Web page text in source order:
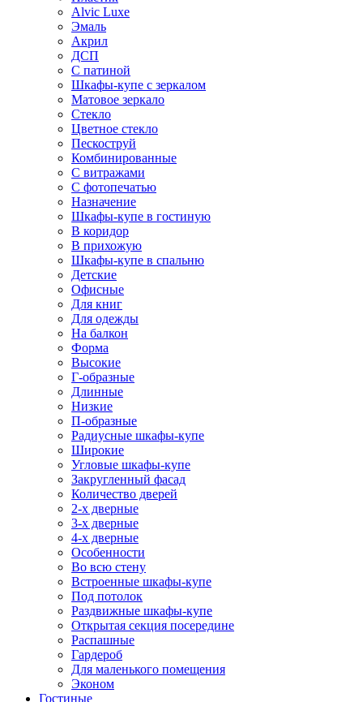
Alvic Luxe
Эмаль
Акрил
ДСП
С патиной
Шкафы-купе с зеркалом
Матовое зеркало
Стекло
Цветное стекло
Пескоструй
Комбинированные
С витражами
С фотопечатью
Назначение
Шкафы-купе в гостиную
В коридор
В прихожую
Шкафы-купе в спальню
Детские
Офисные
Для книг
Для одежды
На балкон
Форма
Высокие
Г-образные
Длинные
Низкие
П-образные
Радиусные шкафы-купе
Широкие
Угловые шкафы-купе
Закругленный фасад
Количество дверей
2-х дверные
3-х дверные
4-х дверные
Особенности
Во всю стену
Встроенные шкафы-купе
Под потолок
Раздвижные шкафы-купе
Открытая секция посередине
Распашные
Гардероб
Для маленького помещения
Эконом
Гостиные